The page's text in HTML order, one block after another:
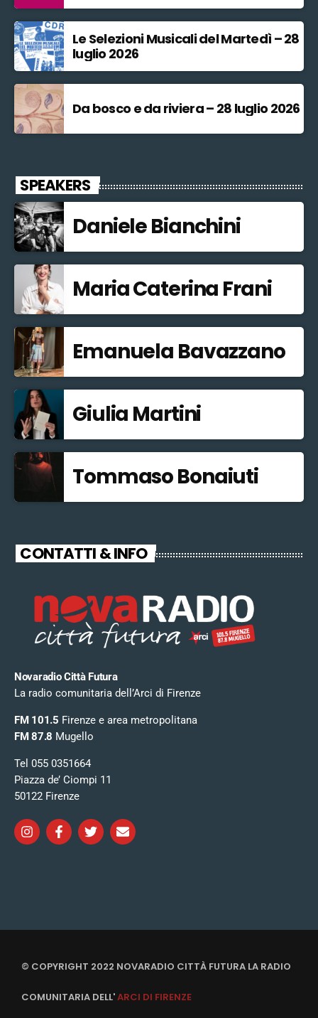
Le Selezioni Musicali del Martedì – 28
luglio 2026
Da bosco e da riviera – 28 luglio 2026
SPEAKERS
Daniele Bianchini
Maria Caterina Frani
Emanuela Bavazzano
Giulia Martini
Tommaso Bonaiuti
CONTATTI & INFO
Novaradio Città Futura
La radio comunitaria dell’Arci di Firenze
FM 101.5 Firenze e area metropolitana
FM 87.8 Mugello
Tel 055 0351664
Piazza de’ Ciompi 11
50122 Firenze
© COPYRIGHT 2022 NOVARADIO CITTÀ FUTURA LA RADIO
COMUNITARIA DELL'ARCI DI FIRENZE